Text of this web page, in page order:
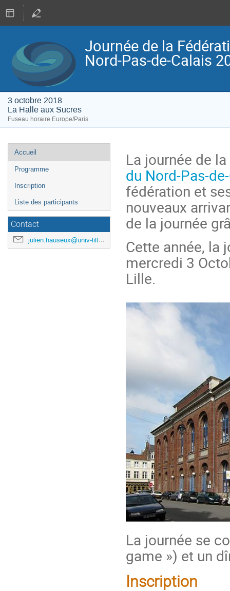
Journée de la
Nord-Pas-de-Calais
3 octobre 2018
La Halle aux Sucres
Fuseau horaire Europe/Paris
Menu
de
l'événement
Accueil
Programme
Inscription
Liste des participants
Contact
julien.hauseux@univ-lille.fr
La journée de la
du Nord-Pas-
fédération et
nouveaux
de la journée
Cette année, la
mercredi 3
Lille.
La journée se
game ») et un
Inscription